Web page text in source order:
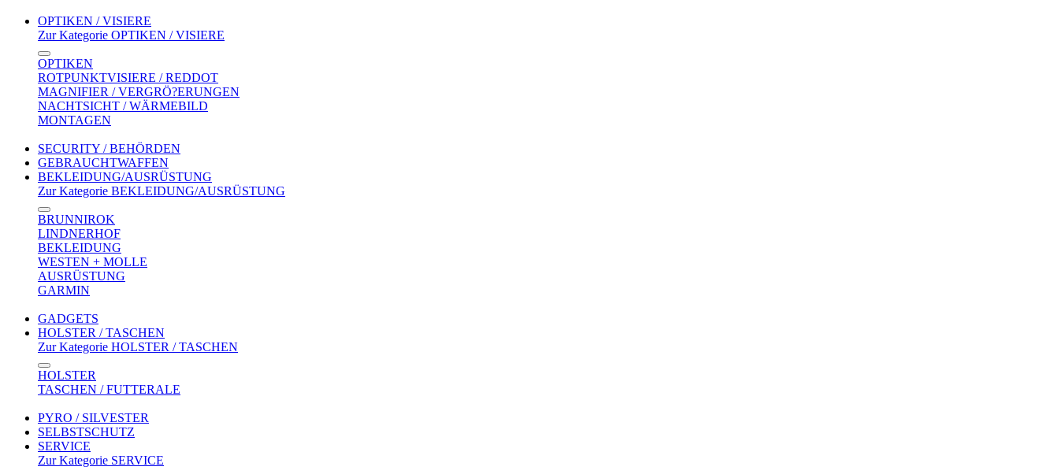
OPTIKEN / VISIERE
Zur Kategorie OPTIKEN / VISIERE
OPTIKEN
ROTPUNKTVISIERE / REDDOT
MAGNIFIER / VERGRÖ?ERUNGEN
NACHTSICHT / WÄRMEBILD
MONTAGEN
SECURITY / BEHÖRDEN
GEBRAUCHTWAFFEN
BEKLEIDUNG/AUSRÜSTUNG
Zur Kategorie BEKLEIDUNG/AUSRÜSTUNG
BRUNNIROK
LINDNERHOF
BEKLEIDUNG
WESTEN + MOLLE
AUSRÜSTUNG
GARMIN
GADGETS
HOLSTER / TASCHEN
Zur Kategorie HOLSTER / TASCHEN
HOLSTER
TASCHEN / FUTTERALE
PYRO / SILVESTER
SELBSTSCHUTZ
SERVICE
Zur Kategorie SERVICE